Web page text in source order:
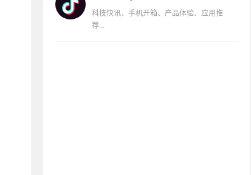
科技快讯、手机开箱、产品体验、应用推
荐...